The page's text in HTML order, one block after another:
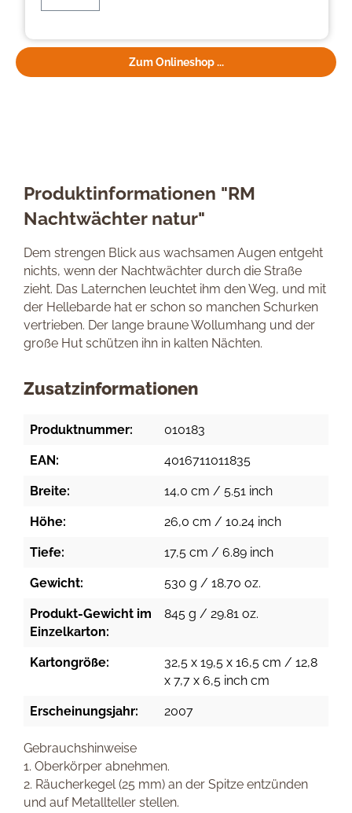
Zum Onlineshop ...
Produktinformationen "RM
Nachtwächter natur"
Dem strengen Blick aus wachsamen Augen entgeht
nichts, wenn der Nachtwächter durch die Straße
zieht. Das Laternchen leuchtet ihm den Weg, und mit
der Hellebarde hat er schon so manchen Schurken
vertrieben. Der lange braune Wollumhang und der
große Hut schützen ihn in kalten Nächten.
Zusatzinformationen
Produktnummer: 010183
EAN: 4016711011835
Breite: 14,0 cm / 5.51 inch
Höhe: 26,0 cm / 10.24 inch
Tiefe: 17,5 cm / 6.89 inch
Gewicht: 530 g / 18.70 oz.
Produkt-Gewicht im
Einzelkarton:
845 g / 29.81 oz.
Kartongröße:
32,5 x 19,5 x 16,5 cm / 12,8
x 7,7 x 6,5 inch cm
Erscheinungsjahr: 2007
Gebrauchshinweise
1. Oberkörper abnehmen.
2. Räucherkegel (25 mm) an der Spitze entzünden
und auf Metallteller stellen.